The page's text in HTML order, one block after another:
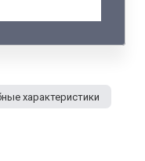
характеристики